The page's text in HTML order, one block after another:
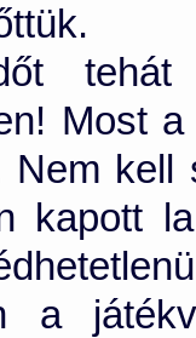
Most
Nem
kapott
a